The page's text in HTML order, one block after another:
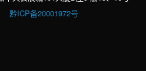
黔ICP备20001972号